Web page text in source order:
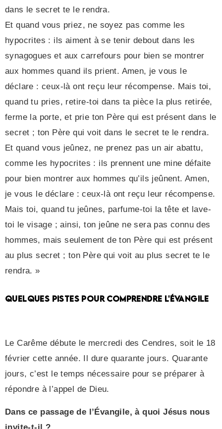
dans le secret te le rendra.
Et quand vous priez, ne soyez pas comme les
hypocrites : ils aiment à se tenir debout dans les
synagogues et aux carrefours pour bien se montrer
aux hommes quand ils prient. Amen, je vous le
déclare : ceux-là ont reçu leur récompense. Mais toi,
quand tu pries, retire-toi dans ta pièce la plus retirée,
ferme la porte, et prie ton Père qui est présent dans le
secret ; ton Père qui voit dans le secret te le rendra.
Et quand vous jeûnez, ne prenez pas un air abattu,
comme les hypocrites : ils prennent une mine défaite
pour bien montrer aux hommes qu’ils jeûnent. Amen,
je vous le déclare : ceux-là ont reçu leur récompense.
Mais toi, quand tu jeûnes, parfume-toi la tête et lave-
toi le visage ; ainsi, ton jeûne ne sera pas connu des
hommes, mais seulement de ton Père qui est présent
au plus secret ; ton Père qui voit au plus secret te le
rendra. »
QUELQUES PISTES POUR COMPRENDRE L'ÉVANGILE
Le Carême débute le mercredi des Cendres, soit le 18
février cette année. Il dure quarante jours. Quarante
jours, c’est le temps nécessaire pour se préparer à
répondre à l’appel de Dieu.
Dans ce passage de l’Évangile, à quoi Jésus nous